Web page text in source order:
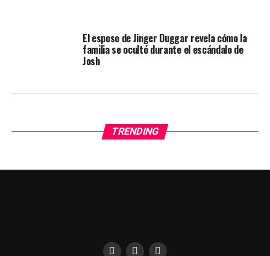
El esposo de Jinger Duggar revela cómo la
familia se ocultó durante el escándalo de
Josh
TRENDING